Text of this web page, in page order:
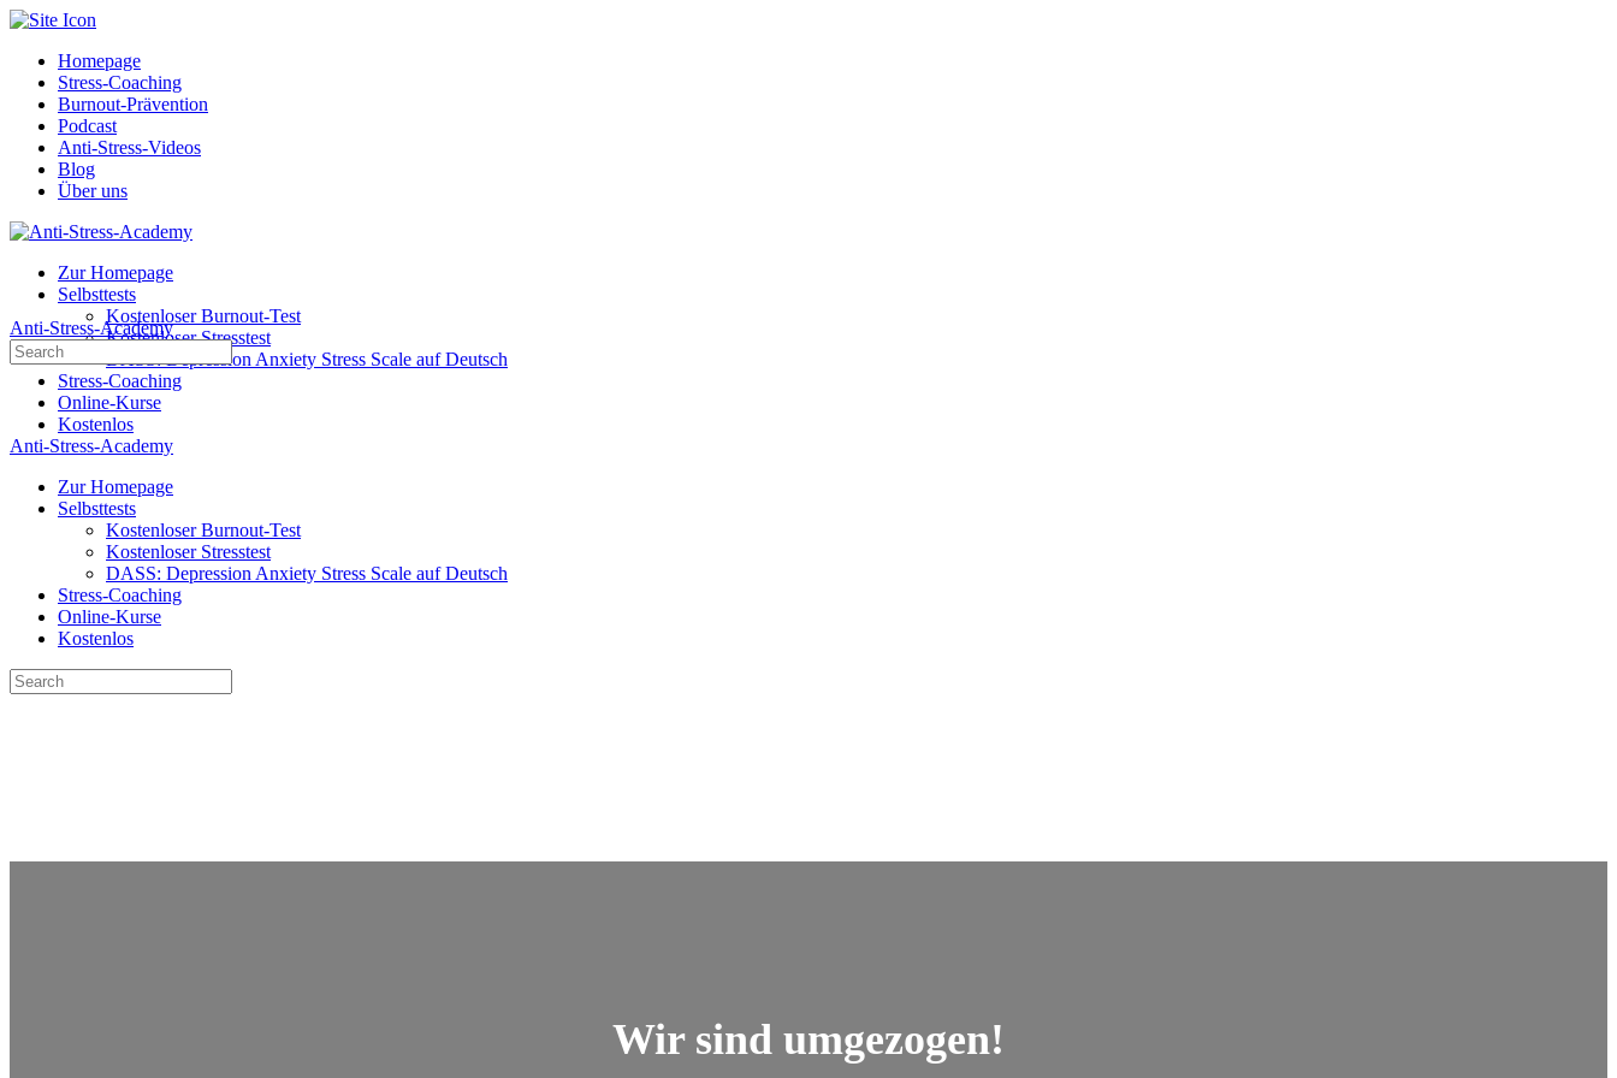
Toggle
Panel
Homepage
Stress-Coaching
Burnout-Prävention
Podcast
Anti-Stress-Videos
Blog
Über uns
Toggle
Panel
Zur Homepage
Selbsttests
Kostenloser Burnout-Test
Kostenloser Stresstest
DASS: Depression Anxiety Stress Scale auf Deutsch
Stress-Coaching
Online-Kurse
Kostenlos
options
Anti-Stress-Academy
Search
for:
Anti-Stress-Academy
Zur Homepage
Selbsttests
Kostenloser Burnout-Test
Kostenloser Stresstest
DASS: Depression Anxiety Stress Scale auf Deutsch
Stress-Coaching
Online-Kurse
Kostenlos
Search
for:
Wir sind umgezogen!